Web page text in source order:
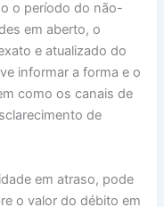
o período do não-
em aberto, o
e atualizado do
informar a forma e o
como os canais de
de
em atraso, pode
o valor do débito em